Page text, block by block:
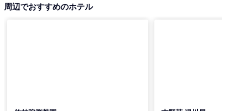
周辺でおすすめのホテル